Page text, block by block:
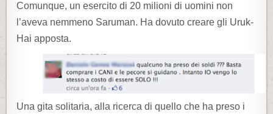
Comunque, un esercito di 20 milioni di uomini non
l’aveva nemmeno Saruman. Ha dovuto creare gli Uruk-
Hai apposta.
Una gita solitaria, alla ricerca di quello che ha preso i